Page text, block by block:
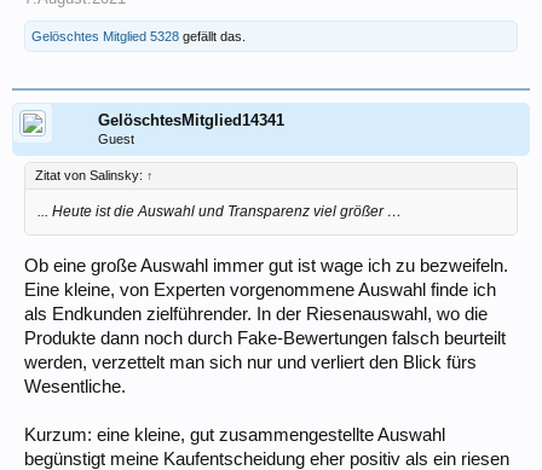
Gelöschtes Mitglied 5328 gefällt das.
GelöschtesMitglied14341
Guest
Zitat von Salinsky: ↑
... Heute ist die Auswahl und Transparenz viel größer …
Ob eine große Auswahl immer gut ist wage ich zu bezweifeln.
Eine kleine, von Experten vorgenommene Auswahl finde ich
als Endkunden zielführender. In der Riesenauswahl, wo die
Produkte dann noch durch Fake-Bewertungen falsch beurteilt
werden, verzettelt man sich nur und verliert den Blick fürs
Wesentliche.
Kurzum: eine kleine, gut zusammengestellte Auswahl
begünstigt meine Kaufentscheidung eher positiv als ein riesen